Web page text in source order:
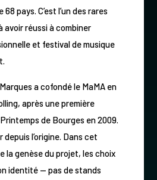
pays. C’est l’un des rares
avoir réussi à combiner
et festival de musique
a cofondé le MaMA en
après une première
de Bourges en 2009.
l’origine. Dans cet
la genèse du projet, les choix
identité — pas de stands